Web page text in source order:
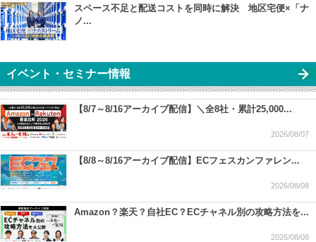
スペース不足と配送コストを同時に解決 地区宅便×「ナ
ノ...
イベント・セミナー情報
【8/7～8/16アーカイブ配信】＼全8社・累計25,000...
2026/08/07
【8/8～8/16アーカイブ配信】ECフェスカンファレン...
2026/08/08
Amazon？楽天？自社EC？ECチャネル別の攻略方法を...
2026/08/08